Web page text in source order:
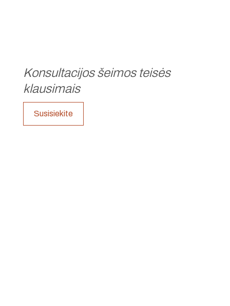
Konsultacijos šeimos teisės
klausimais
Susisiekite